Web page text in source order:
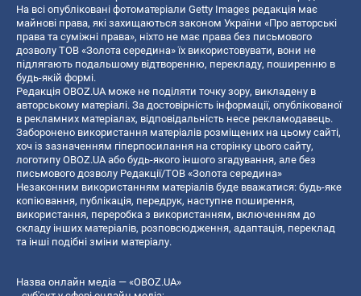
На всі опубліковані фотоматеріали Getty Images редакція має
майнові права, які захищаються законом України «Про авторські
права та суміжні права», ніхто не має права без письмового
дозволу ТОВ «Золота середина» їх використовувати, вони не
підлягають подальшому відтворенню, перекладу, поширенню в
будь-якій формі.
Редакція OBOZ.UA може не поділяти точку зору, викладену в
авторському матеріалі. За достовірність інформації, опублікованої
в рекламних матеріалах, відповідальність несе рекламодавець.
Заборонено використання матеріалів розміщених на цьому сайті,
хоч із зазначенням гіперпосилання на сторінку цього сайту,
логотипу OBOZ.UA або будь-якого іншого згадування, але без
письмового дозволу Редакції/ТОВ «Золота середина»
Незаконним використанням матеріалів буде вважатися: будь-яке
копiювання, публiкацiя, передрук, наступне поширення,
використання, переробка з використанням, включенням до
складу інших матеріалів, розповсюдження, адаптація, переклад
та інші подібні зміни матеріалу.
Назва онлайн медіа — «OBOZ.UA»